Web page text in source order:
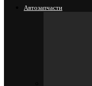
Автозапчасти